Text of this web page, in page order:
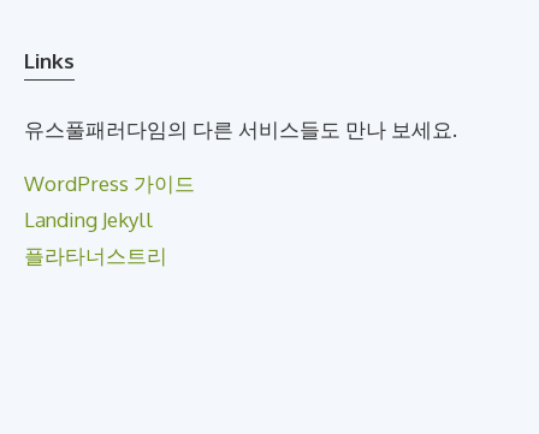
Links
유스풀패러다임의 다른 서비스들도 만나 보세요.
WordPress 가이드
Landing Jekyll
플라타너스트리